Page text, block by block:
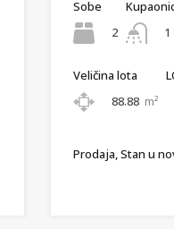
Sobe
2
1
Veličina lota
88.88 m²
Prodaja, Stan u